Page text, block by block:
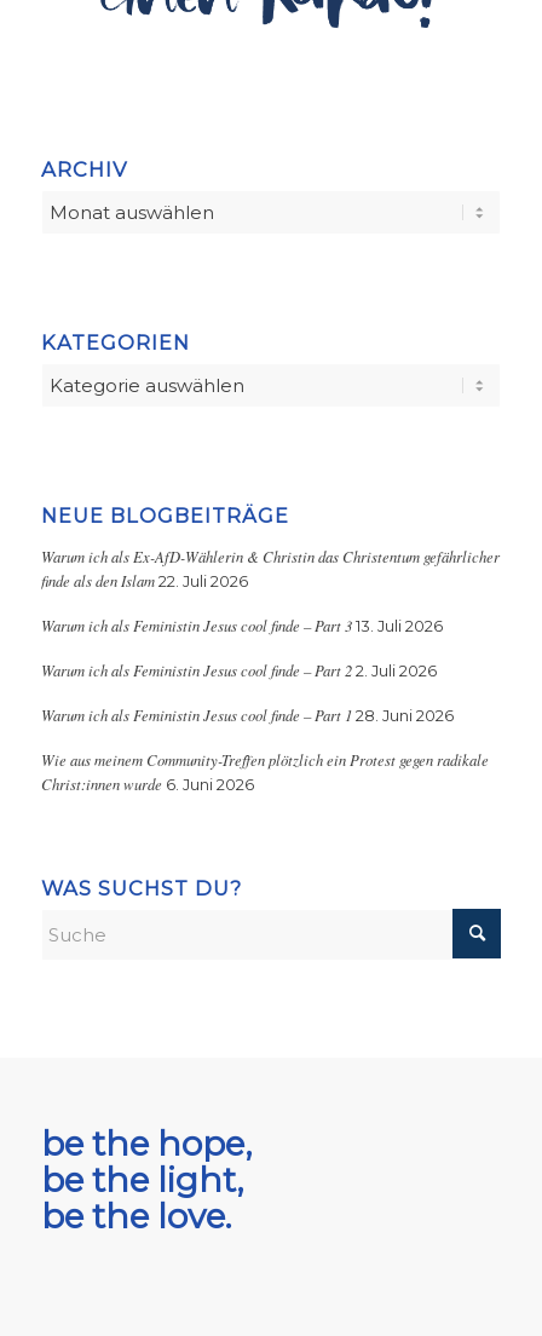
ARCHIV
KATEGORIEN
Kategorien
NEUE BLOGBEITRÄGE
Warum ich als Ex-AfD-Wählerin & Christin das Christentum gefährlicher
finde als den Islam 22. Juli 2026
Warum ich als Feministin Jesus cool finde – Part 3 13. Juli 2026
Warum ich als Feministin Jesus cool finde – Part 2 2. Juli 2026
Warum ich als Feministin Jesus cool finde – Part 1 28. Juni 2026
Wie aus meinem Community-Treffen plötzlich ein Protest gegen radikale
Christ:innen wurde 6. Juni 2026
WAS SUCHST DU?
be the hope,
be the light,
be the love.